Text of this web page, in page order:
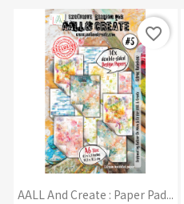
AALL And Create : Paper Pad...
favorite_border